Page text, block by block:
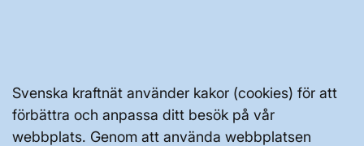
Svenska kraftnät använder kakor (cookies) för att
förbättra och anpassa ditt besök på vår
webbplats. Genom att använda webbplatsen